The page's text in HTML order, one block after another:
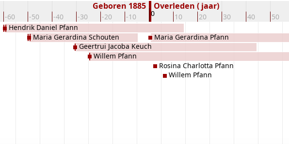
-60 -50 -40 -30 -20 -10 0 10 20 30 40 50
Geboren 1885 Overleden ( jaar)
Hendrik Daniel Pfann
Maria Gerardina Schouten
Geertrui Jacoba Keuch
Willem Pfann
Maria Gerardina Pfann
Rosina Charlotta Pfann
Willem Pfann